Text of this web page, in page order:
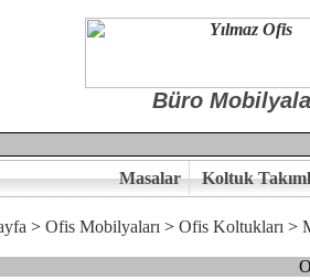
Büro
Masalar Koltuk
> Ofis Mobilyaları > Ofis Koltukları >